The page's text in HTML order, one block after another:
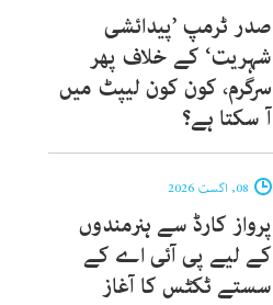
صدر ٹرمپ ’پیدائشی
شہریت‘ کے خلاف پھر
سرگرم، کون کون لیپٹ میں
آ سکتا ہے؟
08, اگست 2026
پرواز کارڈ سے ہنرمندوں
کے لیے پی آئی اے کے
سستے ٹکٹس کا آغاز